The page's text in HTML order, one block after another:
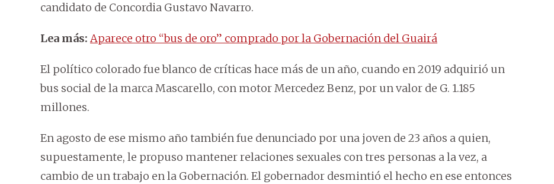
candidato de Concordia Gustavo Navarro.
Lea más: Aparece otro “bus de oro” comprado por la Gobernación del Guairá
El político colorado fue blanco de críticas hace más de un año, cuando en 2019 adquirió un
bus social de la marca Mascarello, con motor Mercedez Benz, por un valor de G. 1.185
millones.
En agosto de ese mismo año también fue denunciado por una joven de 23 años a quien,
supuestamente, le propuso mantener relaciones sexuales con tres personas a la vez, a
cambio de un trabajo en la Gobernación. El gobernador desmintió el hecho en ese entonces